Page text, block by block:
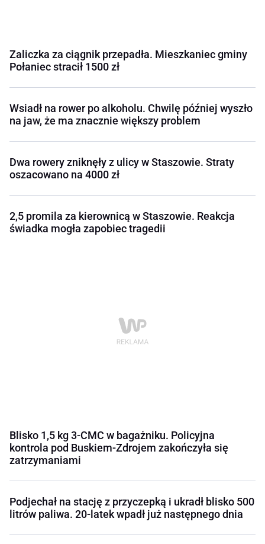
Zaliczka za ciągnik przepadła. Mieszkaniec gminy
Połaniec stracił 1500 zł
Wsiadł na rower po alkoholu. Chwilę później wyszło
na jaw, że ma znacznie większy problem
Dwa rowery zniknęły z ulicy w Staszowie. Straty
oszacowano na 4000 zł
2,5 promila za kierownicą w Staszowie. Reakcja
świadka mogła zapobiec tragedii
Blisko 1,5 kg 3-CMC w bagażniku. Policyjna
kontrola pod Buskiem-Zdrojem zakończyła się
zatrzymaniami
Podjechał na stację z przyczepką i ukradł blisko 500
litrów paliwa. 20-latek wpadł już następnego dnia